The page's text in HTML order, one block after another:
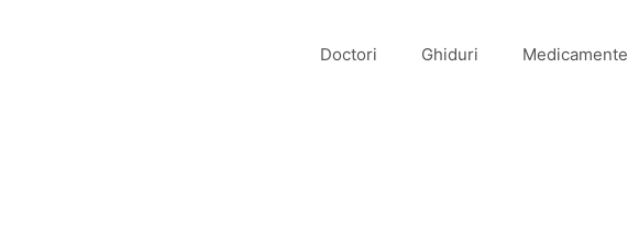
Doctori Ghiduri Medicamente